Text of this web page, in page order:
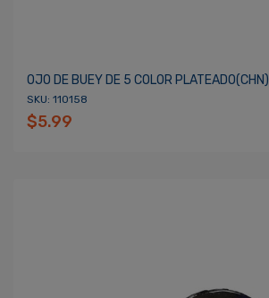
OJO DE BUEY DE 5 COLOR PLATEADO(CHN)
SKU: 110158
$5.99